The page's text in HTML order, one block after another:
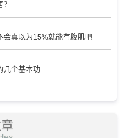
会真以为15%就能有腹肌吧
几个基本功